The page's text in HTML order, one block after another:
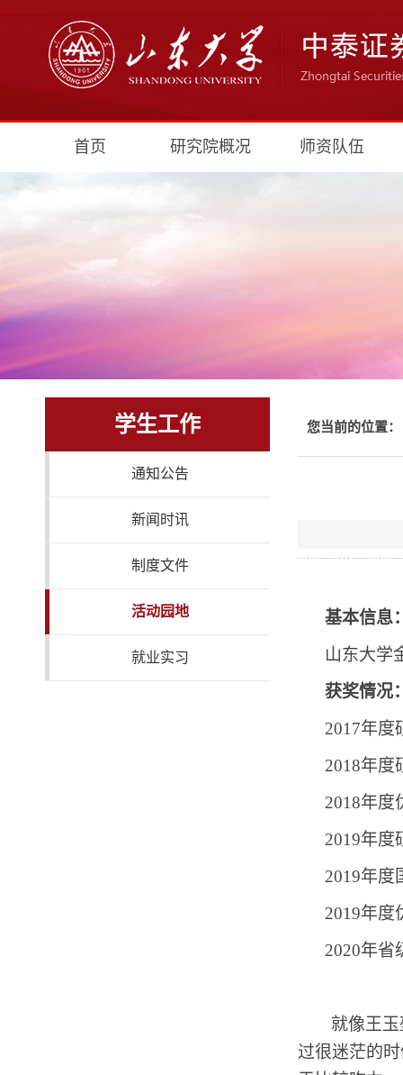
首页 研究院概况 师资队伍
学生工作
通知公告
新闻时讯
制度文件
活动园地
就业实习
您当前的位置：
基本信息
山东大学
获奖情况
2017年度
2018年度
2018年度
2019年度
2019年度
2019年度
2020年省
就像王
过很迷茫的